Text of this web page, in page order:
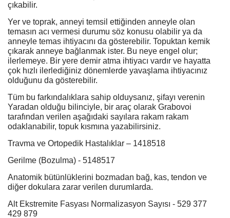
çıkabilir.
Yer ve toprak, anneyi temsil ettiğinden anneyle olan
temasın acı vermesi durumu söz konusu olabilir ya da
anneyle temas ihtiyacını da gösterebilir. Topuktan kemik
çıkarak anneye bağlanmak ister. Bu neye engel olur;
ilerlemeye. Bir yere demir atma ihtiyacı vardır ve hayatta
çok hızlı ilerlediğiniz dönemlerde yavaşlama ihtiyacınız
olduğunu da gösterebilir.
Tüm bu farkındalıklara sahip olduysanız, şifayı verenin
Yaradan olduğu bilinciyle, bir araç olarak Grabovoi
tarafından verilen aşağıdaki sayılara rakam rakam
odaklanabilir, topuk kısmına yazabilirsiniz.
Travma ve Ortopedik Hastalıklar – 1418518
Gerilme (Bozulma) - 5148517
Anatomik bütünlüklerini bozmadan bağ, kas, tendon ve
diğer dokulara zarar verilen durumlarda.
Alt Ekstremite Fasyası Normalizasyon Sayısı - 529 377
429 879